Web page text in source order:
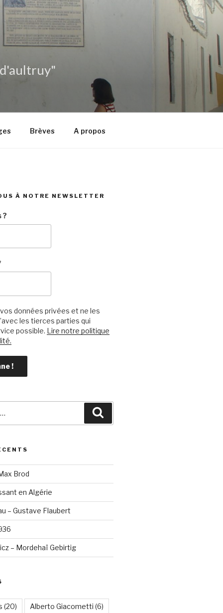
Brèves A propos
À NOTRE NEWSLETTER
?
données privées et ne les
les tierces parties qui
possible. Lire notre politique
Brod
en Algérie
– Gustave Flaubert
– Mordehaï Gebirtig
(20) Alberto Giacometti (6)